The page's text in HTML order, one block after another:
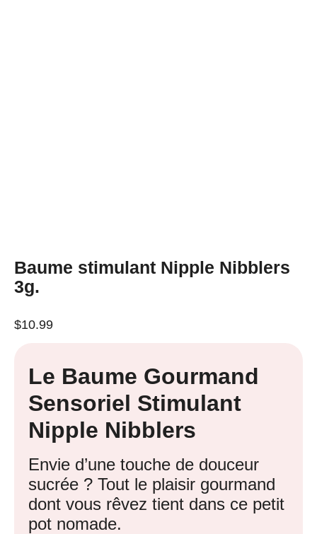
Baume stimulant Nipple Nibblers
3g.
$10.99
Le Baume Gourmand
Sensoriel Stimulant
Nipple Nibblers
Envie d’une touche de douceur
sucrée ? Tout le plaisir gourmand
dont vous rêvez tient dans ce petit
pot nomade.